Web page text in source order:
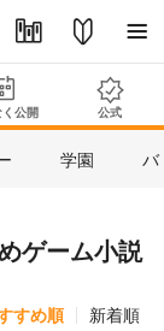
く公開 公式
学園 バ
ゲーム小説
すめ順 新着順